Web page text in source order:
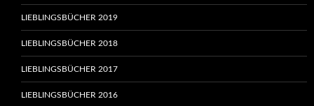
LIEBLINGSBÜCHER 2019
LIEBLINGSBÜCHER 2018
LIEBLINGSBÜCHER 2017
LIEBLINGSBÜCHER 2016